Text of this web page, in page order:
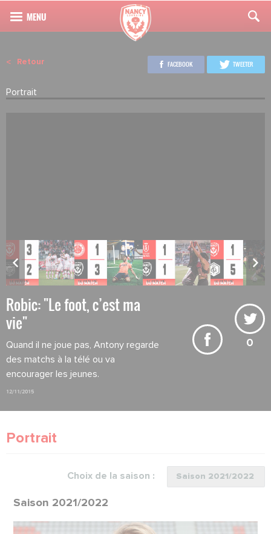
Retour
Portrait
FACEBOOK TWEETER
Robic: "Le foot, c’est ma
vie"
Quand il ne joue pas, Antony regarde
des matchs à la télé ou va
encourager les jeunes.
12/11/2015
0
Portrait
Choix de la saison :
Saison 2021/2022